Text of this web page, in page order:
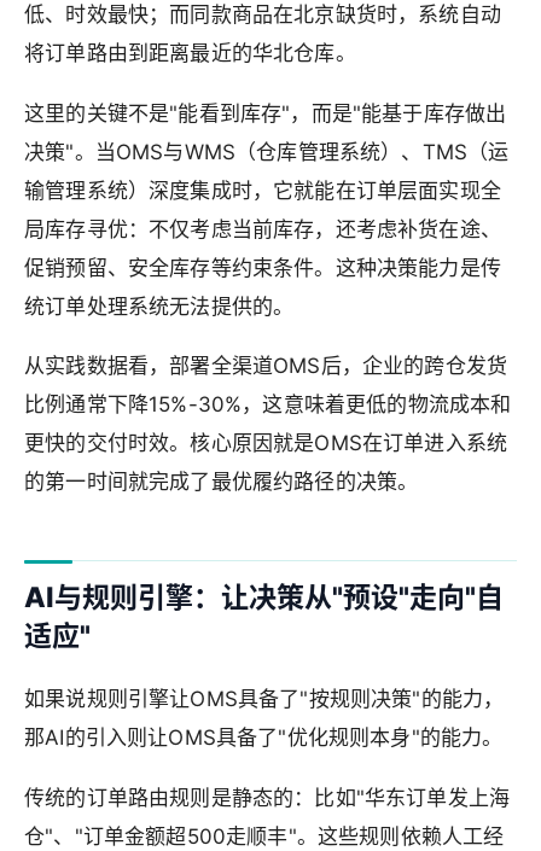
低、时效最快；而同款商品在北京缺货时，系统自动
将订单路由到距离最近的华北仓库。
这里的关键不是"能看到库存"，而是"能基于库存做出
决策"。当OMS与WMS（仓库管理系统）、TMS（运
输管理系统）深度集成时，它就能在订单层面实现全
局库存寻优：不仅考虑当前库存，还考虑补货在途、
促销预留、安全库存等约束条件。这种决策能力是传
统订单处理系统无法提供的。
从实践数据看，部署全渠道OMS后，企业的跨仓发货
比例通常下降15%-30%，这意味着更低的物流成本和
更快的交付时效。核心原因就是OMS在订单进入系统
的第一时间就完成了最优履约路径的决策。
AI与规则引擎：让决策从"预设"走向"自
适应"
如果说规则引擎让OMS具备了"按规则决策"的能力，
那AI的引入则让OMS具备了"优化规则本身"的能力。
传统的订单路由规则是静态的：比如"华东订单发上海
仓"、"订单金额超500走顺丰"。这些规则依赖人工经